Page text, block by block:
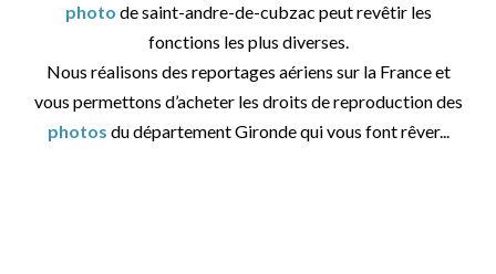
photo de saint-andre-de-cubzac peut revêtir les
fonctions les plus diverses.
Nous réalisons des reportages aériens sur la France et
vous permettons d’acheter les droits de reproduction des
photos du département Gironde qui vous font rêver...